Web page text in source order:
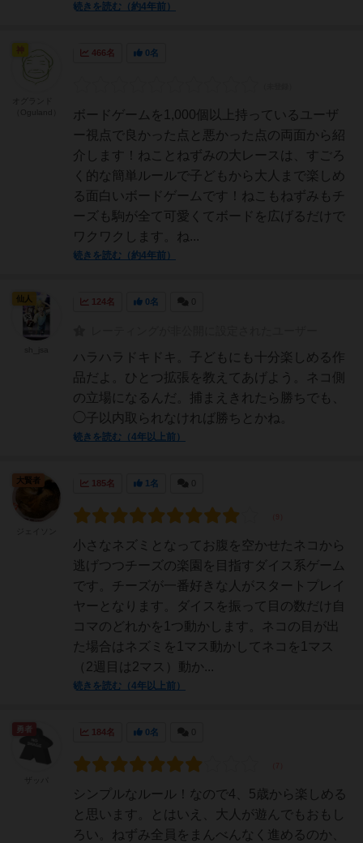
続きを読む（約4年前）
466名 0名
ボードゲームを1,000個以上持っているユーザ
ー視点で良かった点と悪かった点の両面から紹
介します！ねことねずみの大レースは、すごろ
く的な簡単ルールで子どもから大人まで楽しめ
る面白いボードゲームです！ねこもねずみもチ
ーズも駒が全て可愛くてボードを広げるだけで
ワクワクします。ね...
続きを読む（約4年前）
124名 0名
ハラハラドキドキ。子どもにも十分楽しめる作
品だよ。ひとつ拡張を教えてあげよう。ネコ側
の立場になるんだ。捕まえきれたら勝ちでも、
◯子以内取られなければ勝ちとかね。
続きを読む（4年以上前）
仙人
185名 1名
小さなネズミとなってお腹を空かせたネコから
逃げつつチーズの楽園を目指すダイス系ゲーム
です。チーズが一番好きな人がスタートプレイ
ヤーとなります。ダイスを振って目の数だけ自
コマのどれかを1つ動かします。ネコの目が出
た場合はネズミを1マス動かしてネコを1マス
（2週目は2マス）動か...
続きを読む（4年以上前）
大賢者
184名 0名
シンプルなルール！なので4、5歳から楽しめる
と思います。とはいえ、大人が遊んでもおもし
ろい。ねずみ全員をまんべんなく進めるのか、
勇者